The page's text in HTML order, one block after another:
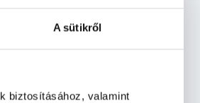
A sütikről
biztosításához, valamint